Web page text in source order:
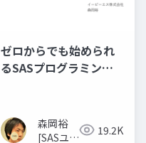
ゼロからでも始められ
るSASプログラミング
森岡裕
[SASユー
19.2K